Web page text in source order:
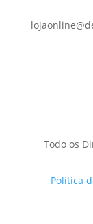
Todo os
Política